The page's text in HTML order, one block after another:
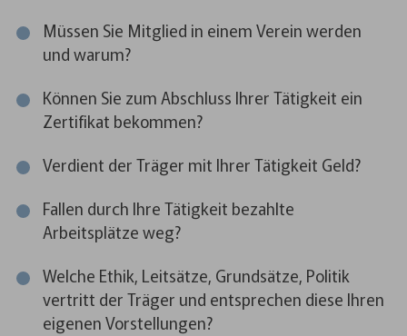
Müssen Sie Mitglied in einem Verein werden
und warum?
Können Sie zum Abschluss Ihrer Tätigkeit ein
Zertifikat bekommen?
Verdient der Träger mit Ihrer Tätigkeit Geld?
Fallen durch Ihre Tätigkeit bezahlte
Arbeitsplätze weg?
Welche Ethik, Leitsätze, Grundsätze, Politik
vertritt der Träger und entsprechen diese Ihren
eigenen Vorstellungen?